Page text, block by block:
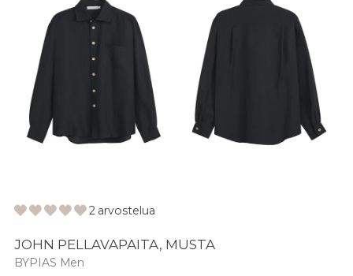
2 arvostelua
JOHN PELLAVAPAITA, MUSTA
BYPIAS Men